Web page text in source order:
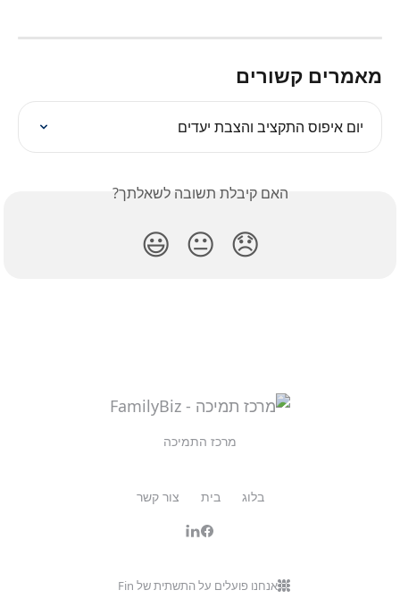
מאמרים קשורים
יום איפוס התקציב והצבת יעדים
האם קיבלת תשובה לשאלתך?
😞
😐
😃
מרכז התמיכה
בלוג בית צור קשר
אנחנו פועלים על התשתית של Fin